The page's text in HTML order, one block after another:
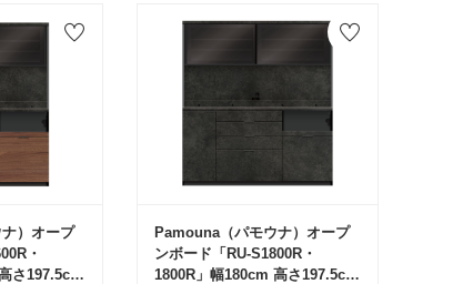
）オープ
・
さ197.5cm
Pamouna（パモウナ）オープ
ンボード「RU-S1800R・
1800R」幅180cm 高さ197.5cm